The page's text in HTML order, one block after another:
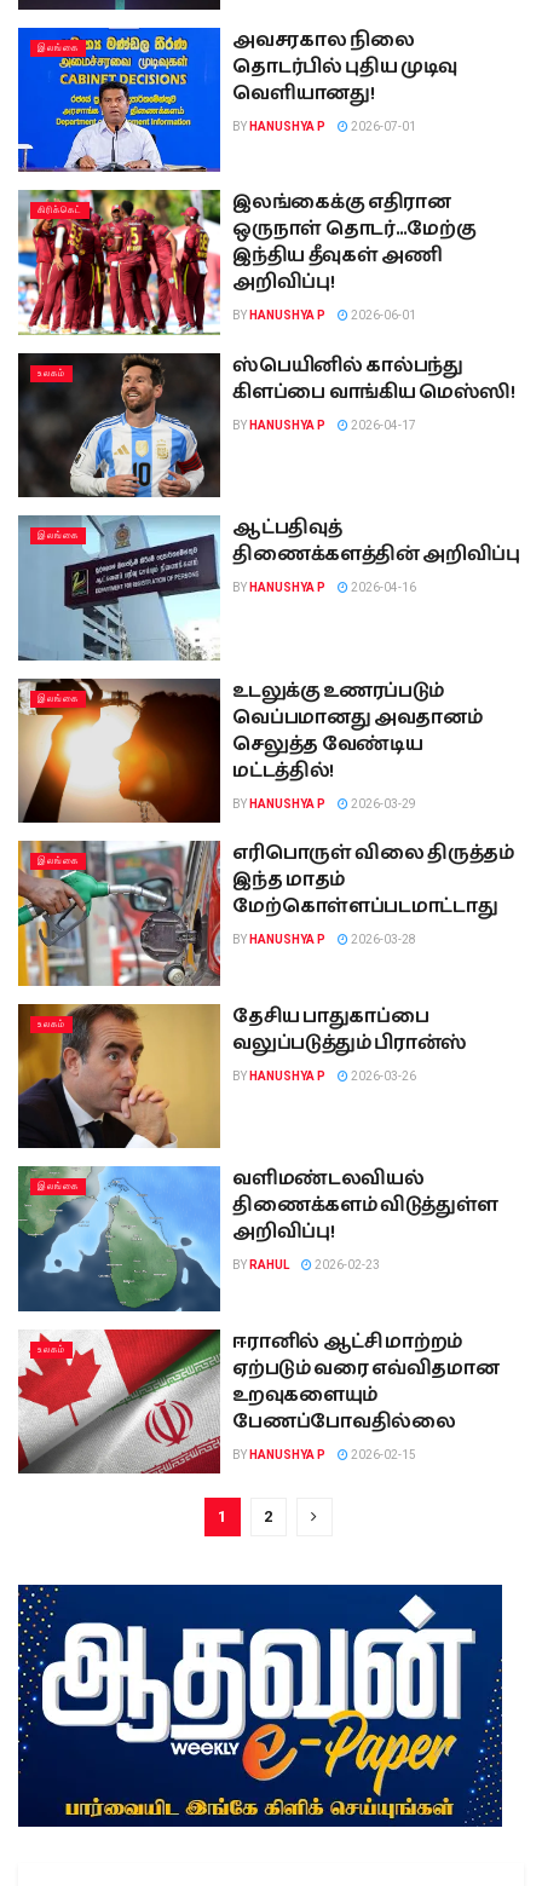
இலங்கை
அவசரகால நிலை
தொடர்பில் புதிய முடிவு
வெளியானது!
BY HANUSHYA P 2026-07-01
கிரிக்கெட்
இலங்கைக்கு எதிரான
ஒருநாள் தொடர்…மேற்கு
இந்திய தீவுகள் அணி
அறிவிப்பு!
BY HANUSHYA P 2026-06-01
உலகம்
ஸ்பெயினில் கால்பந்து
கிளப்பை வாங்கிய மெஸ்ஸி!
BY HANUSHYA P 2026-04-17
இலங்கை
ஆட்பதிவுத்
திணைக்களத்தின் அறிவிப்பு
BY HANUSHYA P 2026-04-16
இலங்கை
உடலுக்கு உணரப்படும்
வெப்பமானது அவதானம்
செலுத்த வேண்டிய
மட்டத்தில்!
BY HANUSHYA P 2026-03-29
இலங்கை
எரிபொருள் விலை திருத்தம்
இந்த மாதம்
மேற்கொள்ளப்படமாட்டாது
BY HANUSHYA P 2026-03-28
உலகம்
தேசிய பாதுகாப்பை
வலுப்படுத்தும் பிரான்ஸ்
BY HANUSHYA P 2026-03-26
இலங்கை
வளிமண்டலவியல்
திணைக்களம் விடுத்துள்ள
அறிவிப்பு!
BY RAHUL 2026-02-23
உலகம்
ஈரானில் ஆட்சி மாற்றம்
ஏற்படும் வரை எவ்விதமான
உறவுகளையும்
பேணப்போவதில்லை
BY HANUSHYA P 2026-02-15
1 2